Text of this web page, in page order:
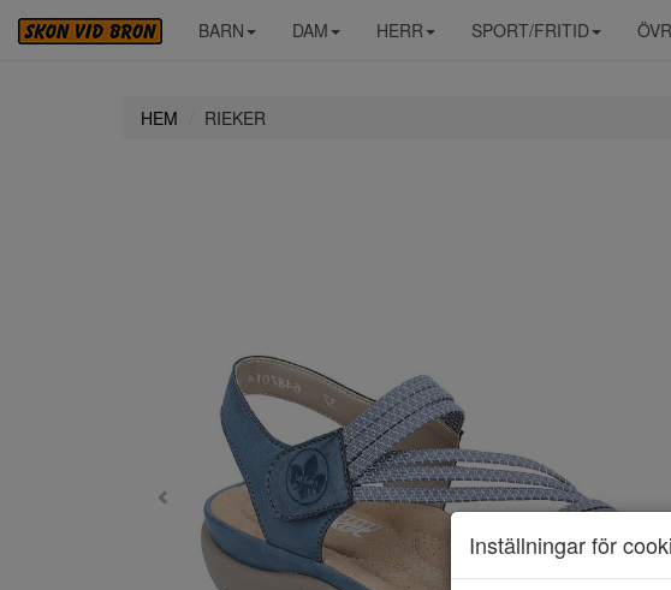
BARN DAM HERR SPORT/FRITID
HEM RIEKER
Inställningar för